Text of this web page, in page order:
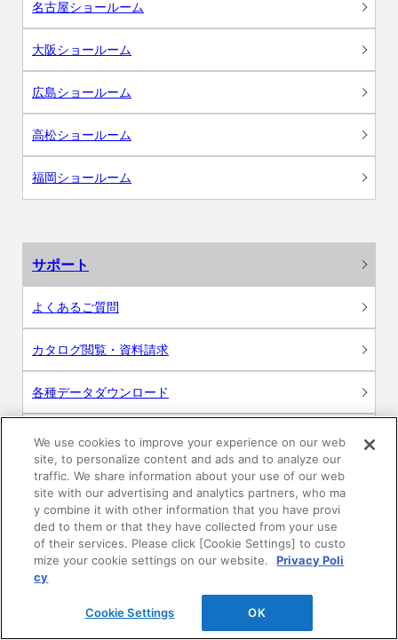
名古屋ショールーム
大阪ショールーム
広島ショールーム
高松ショールーム
福岡ショールーム
サポート
よくあるご質問
カタログ閲覧・資料請求
各種データダウンロード
WEB見積・各種シミュレーション
交換用部品の購入
修理・点検
お問い合わせ
We use cookies to improve your experience on our web
site, to personalize content and ads and to analyze our
traffic. We share information about your use of our web
site with our advertising and analytics partners, who ma
y combine it with other information that you have provi
ded to them or that they have collected from your use
of their services. Please click [Cookie Settings] to custo
mize your cookie settings on our website.
Privacy Poli
cy
Cookie Settings OK